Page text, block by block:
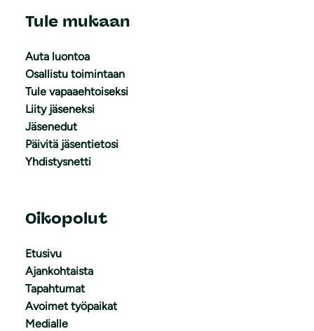
Tule mukaan
Auta luontoa
Osallistu toimintaan
Tule vapaaehtoiseksi
Liity jäseneksi
Jäsenedut
Päivitä jäsentietosi
Yhdistysnetti
Oikopolut
Etusivu
Ajankohtaista
Tapahtumat
Avoimet työpaikat
Medialle